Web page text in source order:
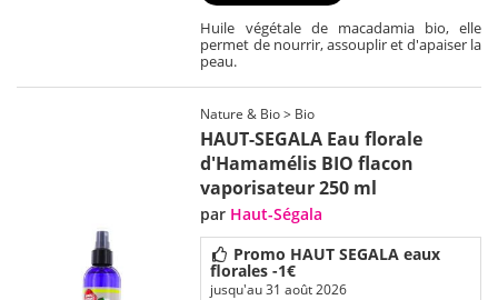
Huile végétale de macadamia bio, elle
permet de nourrir, assouplir et d'apaiser la
peau.
Nature & Bio > Bio
HAUT-SEGALA Eau florale
d'Hamamélis BIO flacon
vaporisateur 250 ml
par Haut-Ségala
Promo HAUT SEGALA eaux
florales -1€
jusqu'au 31 août 2026